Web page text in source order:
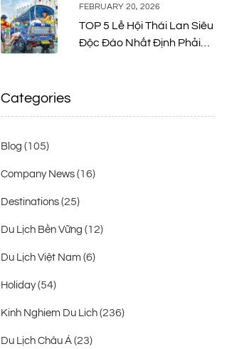
FEBRUARY 20, 2026
TOP 5 Lễ Hội Thái Lan Siêu
Độc Đáo Nhất Định Phải
Categories
Blog (105)
Company News (16)
Destinations (25)
Du Lịch Bền Vững (12)
Du Lịch Việt Nam (6)
Holiday(54)
Kinh Nghiem Du Lich (236)
Du Lịch Châu Á (23)